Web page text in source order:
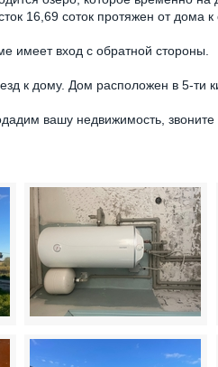
16,69 соток протяжен от дома
имеет вход с обратной стороны.
к дому. Дом расположен в 5-ти
вашу недвижимость,